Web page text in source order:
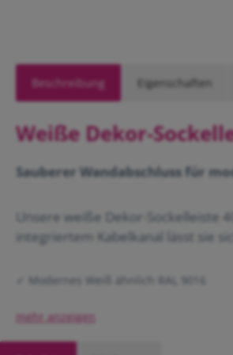
Beschreibung Eigenschaften
Weiße Dekor-
Sauberer Wandabschluss für
Unsere weiße Dekor-Sockelleiste
integriertem Kabelkanal lässt sie
✓ Modernes Weiß ähnlich RAL 9016
✓ Integrierter Kabelkanal für
✓ Hochwertige und kratzbeständige